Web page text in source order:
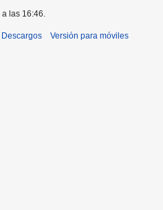
las 16:46.
Descargos Versión para móviles